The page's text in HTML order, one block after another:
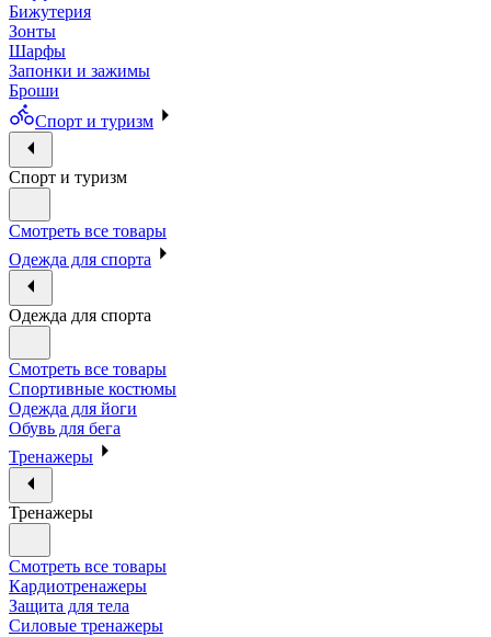
Бижутерия
Зонты
Шарфы
Запонки и зажимы
Броши
Спорт и туризм
Спорт и туризм
Смотреть все товары
Одежда для спорта
Одежда для спорта
Смотреть все товары
Спортивные костюмы
Одежда для йоги
Обувь для бега
Тренажеры
Тренажеры
Смотреть все товары
Кардиотренажеры
Защита для тела
Силовые тренажеры